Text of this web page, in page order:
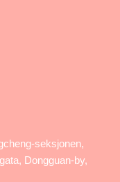
seksjonen,
Dongguan-by,